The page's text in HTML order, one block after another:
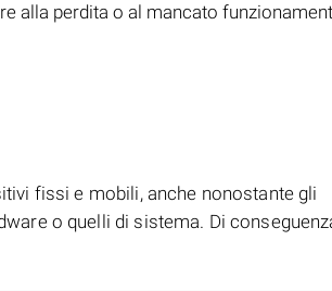
alla perdita o al mancato
fissi e mobili, anche nonostante gli
o quelli di sistema. Di